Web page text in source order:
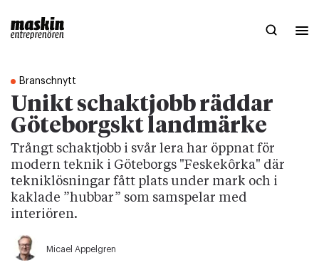
Branschnytt
Unikt schaktjobb räddar
Göteborgskt landmärke
Trångt schaktjobb i svår lera har öppnat för
modern teknik i Göteborgs "Feskekôrka" där
tekniklösningar fått plats under mark och i
kaklade ”hubbar” som samspelar med
interiören.
Micael Appelgren